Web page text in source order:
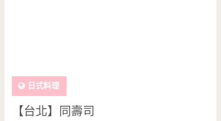
日式料理
【台北】同壽司